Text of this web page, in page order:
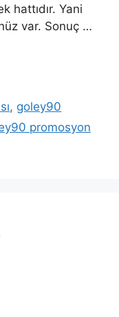
hattıdır. Yani
var. Sonuç …
, goley90
promosyon